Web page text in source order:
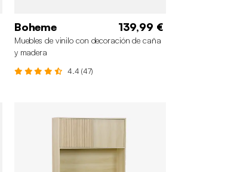
Boheme 139,99 €
Muebles de vinilo con decoración de caña
y madera
4.4 (47)